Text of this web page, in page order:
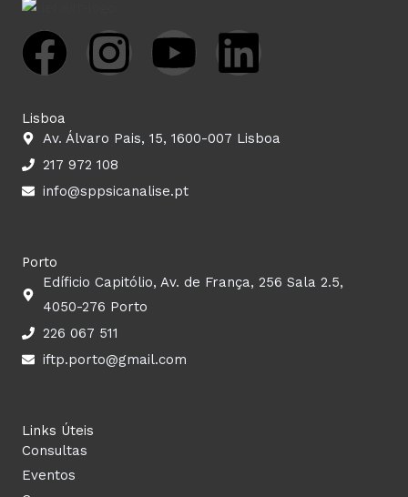
F
c
e
o
o
k
I
s
t
g
r
a
Y
u
t
b
L
n
d
Lisboa
Av. Álvaro Pais, 15, 1600-007 Lisboa
217 972 108
info@sppsicanalise.pt
Porto
Edíficio Capitólio, Av. de França, 256 Sala 2.5,
4050-276 Porto
226 067 511
iftp.porto@gmail.com
Links Úteis
Consultas
Eventos